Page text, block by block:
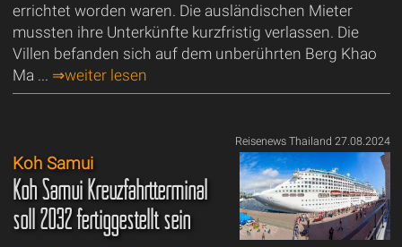
errichtet worden waren. Die ausländischen Mieter
mussten ihre Unterkünfte kurzfristig verlassen. Die
Villen befanden sich auf dem unberührten Berg Khao
Ma ... ⇒weiter lesen
Reisenews Thailand 27.08.2024
Koh Samui
Koh Samui Kreuzfahrtterminal
soll 2032 fertiggestellt sein